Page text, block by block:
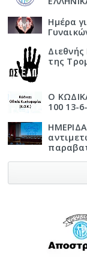
Ημέρα
της
Ο
100 13-